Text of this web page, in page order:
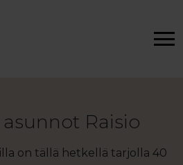
Raisio
on tällä hetkellä tarjolla 40